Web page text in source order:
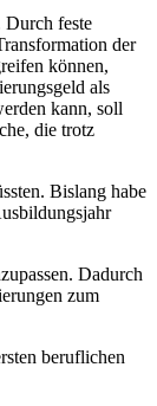
Durch feste
der
können,
als
kann, soll
die trotz
Bislang habe
Dadurch
zum
beruflichen